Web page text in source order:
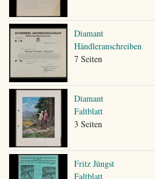
Diamant
Händleranschreiben
7 Seiten
Diamant
Faltblatt
3 Seiten
Fritz Jüngst
Faltblatt